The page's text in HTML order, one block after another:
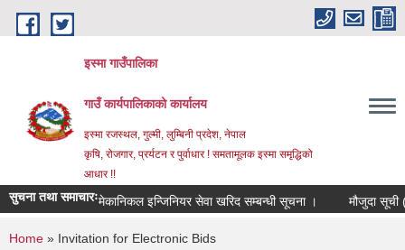
Skip to main content
इस्मा गाउँपालिका
गाउँ कार्यपालिकाको कार्यालय
इस्मा रजस्थल, गुल्मी, लुम्बिनी प्रदेश, नेपाल
कृषि, रोजगार, प्रर्यटन र पुर्वाधार ! समतामूलक इस्मा समृद्धिको
आधार !!
सुचना तथा समाचारःमेकानिकल इन्जिनियर सेवा खरिद सम्बन्धी सूचना । मौजुदा सूची
You are here
Home » Invitation for Electronic Bids